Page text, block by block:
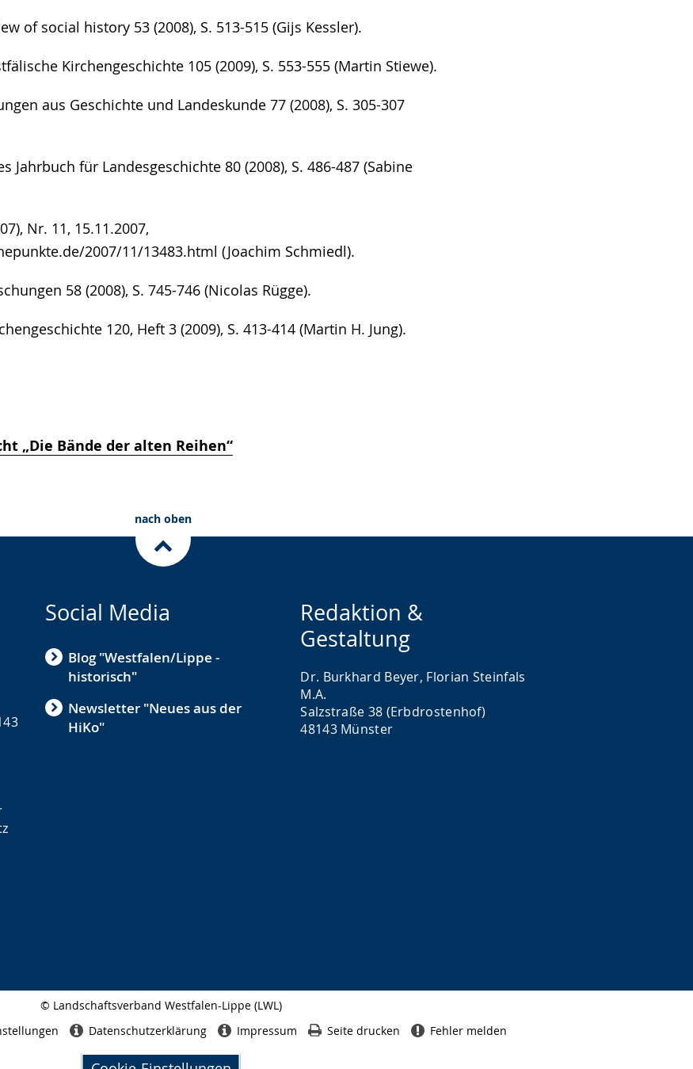
of social history 53 (2008), S. 513-515 (Gijs Kessler).
Kirchengeschichte 105 (2009), S. 553-555 (Martin Stiewe).
aus Geschichte und Landeskunde 77 (2008), S. 305-307
Jahrbuch für Landesgeschichte 80 (2008), S. 486-487 (Sabine
Nr. 11, 15.11.2007,
2007/11/13483.html (Joachim Schmiedl).
58 (2008), S. 745-746 (Nicolas Rügge).
120, Heft 3 (2009), S. 413-414 (Martin H. Jung).
„Die Bände der alten Reihen“
nach oben
Social Media
Blog "Westfalen/Lippe -
historisch"
Newsletter "Neues aus der
HiKo"
Redaktion &
Gestaltung
Dr. Burkhard Beyer, Florian Steinfals
M.A.
Salzstraße 38 (Erbdrostenhof)
48143 Münster
© Landschaftsverband Westfalen-Lippe (LWL)
Datenschutzerklärung Impressum Seite drucken Fehler melden